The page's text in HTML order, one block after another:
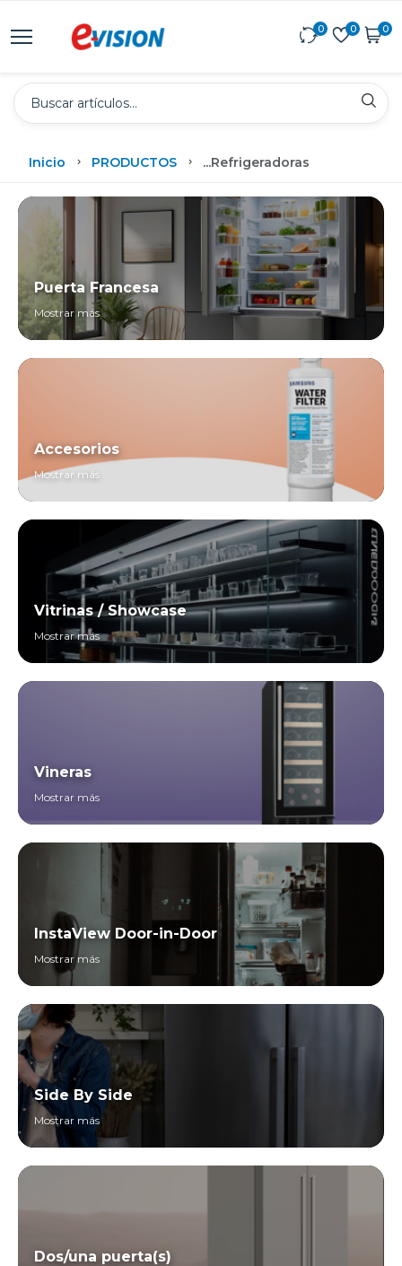
0 0 0
Inicio PRODUCTOS ...Refrigeradoras
Puerta Francesa
Mostrar más
Accesorios
Mostrar más
Vitrinas / Showcase
Mostrar más
Vineras
Mostrar más
InstaView Door-in-Door
Mostrar más
Side By Side
Mostrar más
Dos/una puerta(s)